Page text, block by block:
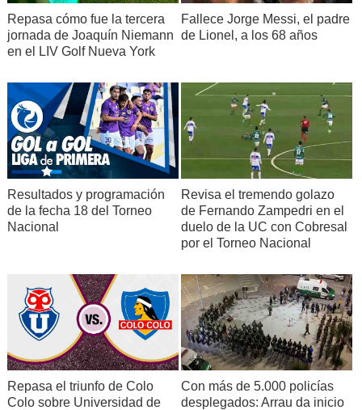
Repasa cómo fue la tercera
jornada de Joaquín Niemann
en el LIV Golf Nueva York
Fallece Jorge Messi, el padre
de Lionel, a los 68 años
Resultados y programación
de la fecha 18 del Torneo
Nacional
Revisa el tremendo golazo
de Fernando Zampedri en el
duelo de la UC con Cobresal
por el Torneo Nacional
Repasa el triunfo de Colo
Colo sobre Universidad de
Con más de 5.000 policías
desplegados: Arrau da inicio